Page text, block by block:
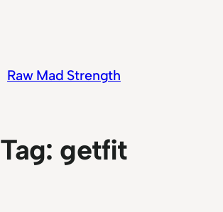
Raw Mad Strength
Tag: getfit